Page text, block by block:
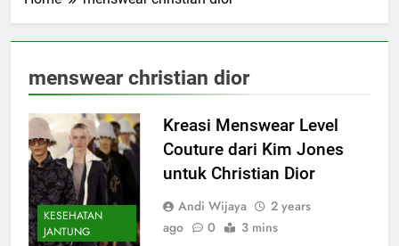
menswear christian dior
KESEHATAN
JANTUNG
Kreasi Menswear Level
Couture dari Kim Jones
untuk Christian Dior
Andi Wijaya
2 years
ago
0 3 mins